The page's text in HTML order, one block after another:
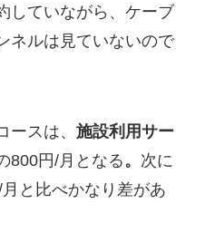
していながら、ケーブ
ネルは見ていないので
ースは、 施設利用サー
800円/月となる 。 次に
と比べかなり差があ